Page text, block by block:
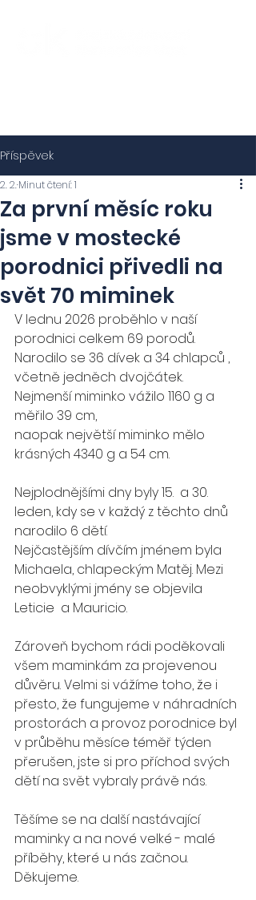
Příspěvek
Za první měsíc roku
jsme v mostecké
porodnici přivedli na
svět 70 miminek
2. 2.Minut čtení: 1
V lednu 2026 proběhlo v naší
porodnici celkem 69 porodů.
Narodilo se 36 dívek a 34 chlapců ,
včetně jedněch dvojčátek.
Nejmenší miminko vážilo 1160 g a
měřilo 39 cm,
naopak největší miminko mělo
krásných 4340 g a 54 cm.
Nejplodnějšími dny byly 15.  a 30.
leden, kdy se v každý z těchto dnů
narodilo 6 dětí.
Nejčastějším dívčím jménem byla
Michaela, chlapeckým Matěj. Mezi
neobvyklými jmény se objevila
Leticie  a Mauricio.
Zároveň bychom rádi poděkovali
všem maminkám za projevenou
důvěru. Velmi si vážíme toho, že i
přesto, že fungujeme v náhradních
prostorách a provoz porodnice byl
v průběhu měsíce téměř týden
přerušen, jste si pro příchod svých
dětí na svět vybraly právě nás.
Těšíme se na další nastávající
maminky a na nové velké - malé
příběhy, které u nás začnou.
Děkujeme.